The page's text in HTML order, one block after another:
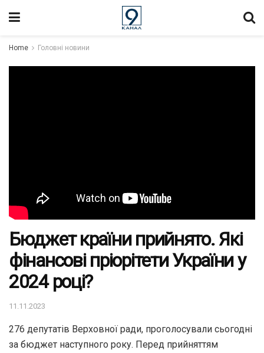
Home Головні новини
Бюджет країни прийнято. Які
фінансові пріорітети України у
2024 році?
11.11.2023
276 депутатів Верховної ради, проголосували сьогодні
за бюджет наступного року. Перед прийняттям